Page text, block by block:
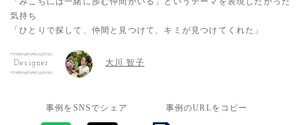
気持ち
「ひとりで探して、仲間と見つけて、キミが見つけてくれた」
Designer 大川 智子
事例をSNSでシェア 事例のURLをコピー